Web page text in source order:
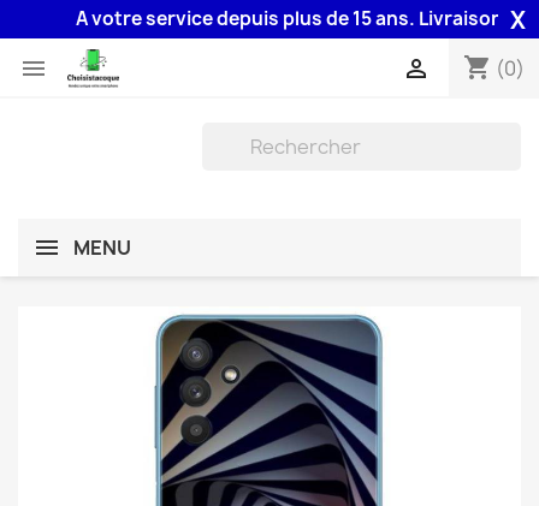
A votre service depuis plus de 15 ans. Livraison 48HX
 shopping_cart (0)

MENU